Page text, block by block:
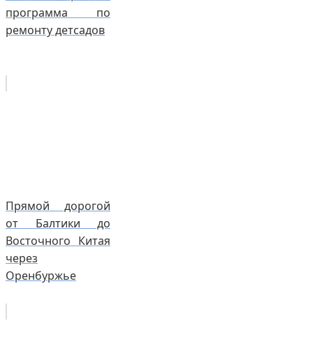
программа по
ремонту детсадов
Прямой дорогой
от Балтики до
Восточного Китая
через
Оренбуржье